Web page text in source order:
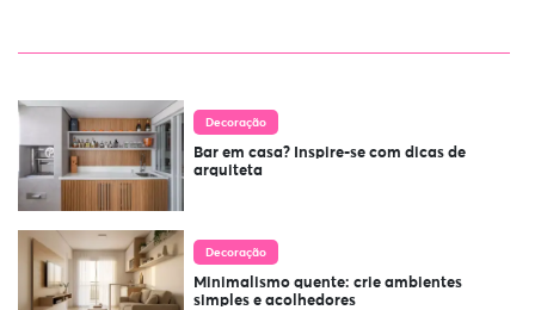
Decoração
Bar em casa? Inspire-se com dicas de
arquiteta
Decoração
Minimalismo quente: crie ambientes
simples e acolhedores